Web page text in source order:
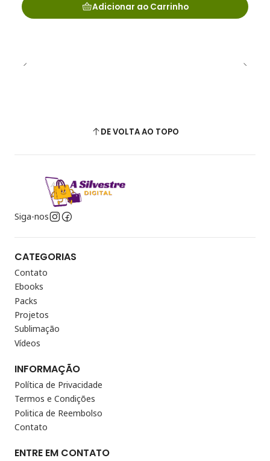
Adicionar ao Carrinho
DE VOLTA AO TOPO
Siga-nos
CATEGORIAS
Contato
Ebooks
Packs
Projetos
Sublimação
Vídeos
INFORMAÇÃO
Política de Privacidade
Termos e Condições
Politica de Reembolso
Contato
ENTRE EM CONTATO